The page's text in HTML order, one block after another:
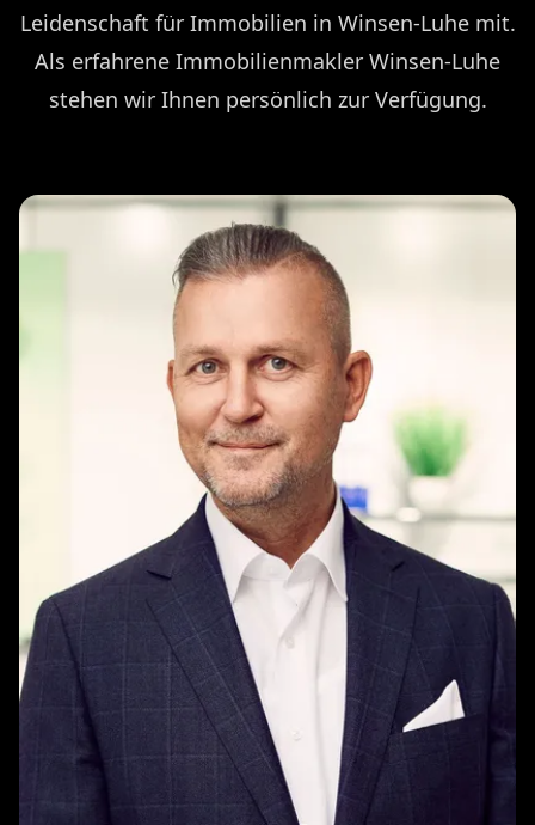
Leidenschaft für Immobilien in Winsen-Luhe mit.
Als erfahrene Immobilienmakler Winsen-Luhe
stehen wir Ihnen persönlich zur Verfügung.